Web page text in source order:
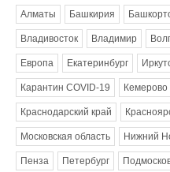
Алматы Башкирия
Владивосток Владимир
Европа Екатеринбург
Карантин COVID-19 Кемерово
Краснодарский край
Московская область Нижний
Пенза Петербург